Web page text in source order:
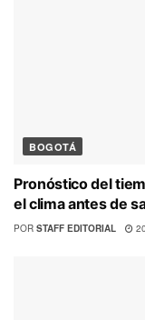
BOGOTÁ
Pronóstico del
el clima antes de
POR STAFF EDITORIAL